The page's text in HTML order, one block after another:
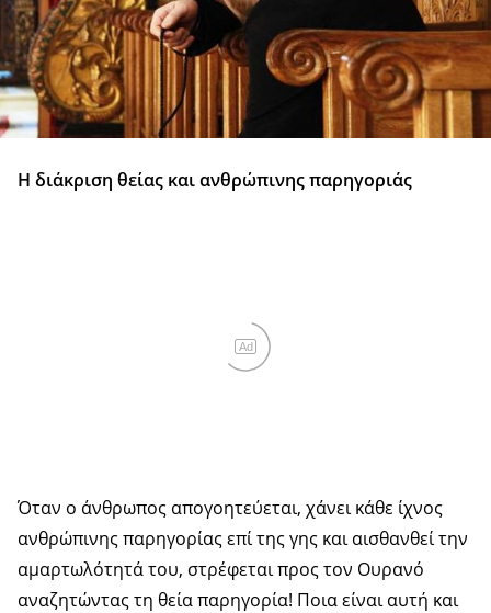
Η διάκριση θείας και ανθρώπινης παρηγοριάς
Ad
Όταν ο άνθρωπος απογοητεύεται, χάνει κάθε ίχνος
ανθρώπινης παρηγορίας επί της γης και αισθανθεί την
αμαρτωλότητά του, στρέφεται προς τον Ουρανό
αναζητώντας τη θεία παρηγορία! Ποια είναι αυτή και